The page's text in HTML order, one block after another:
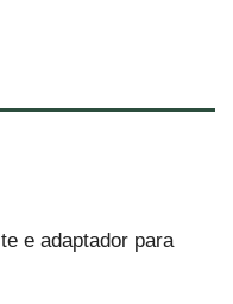
e adaptador para